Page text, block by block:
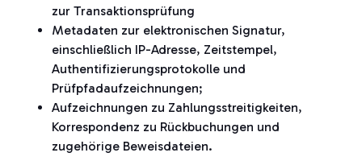
zur Transaktionsprüfung
Metadaten zur elektronischen Signatur,
einschließlich IP-Adresse, Zeitstempel,
Authentifizierungsprotokolle und
Prüfpfadaufzeichnungen;
Aufzeichnungen zu Zahlungsstreitigkeiten,
Korrespondenz zu Rückbuchungen und
zugehörige Beweisdateien.